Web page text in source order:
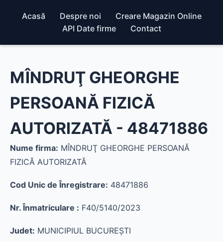
Acasă Despre noi
Creare Magazin Online
API Date firme
Contact
MÎNDRUŢ GHEORGHE
PERSOANĂ FIZICĂ
AUTORIZATĂ - 48471886
Nume firma: MÎNDRUŢ GHEORGHE PERSOANĂ
FIZICĂ AUTORIZATĂ
Cod Unic de Înregistrare: 48471886
Nr. Înmatriculare : F40/5140/2023
Judet: MUNICIPIUL BUCUREŞTI